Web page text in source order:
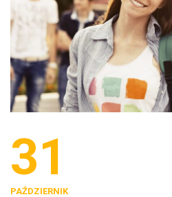
31
PAŹDZIERNIK